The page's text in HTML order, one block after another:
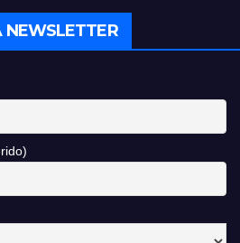
NEWSLETTER